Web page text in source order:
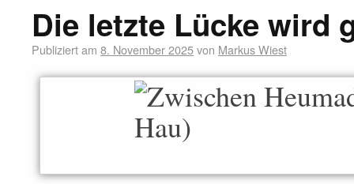
Die letzte Lücke wird
Publiziert am 8. November 2025von Markus Wiest